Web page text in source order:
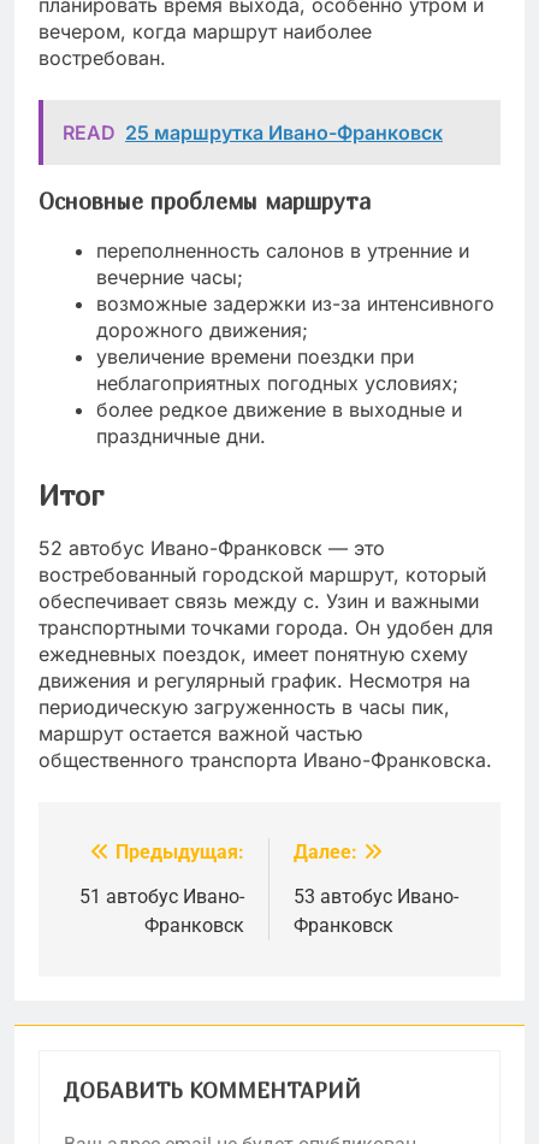
планировать время выхода, особенно утром и
вечером, когда маршрут наиболее
востребован.
READ 25 маршрутка Ивано-Франковск
Основные проблемы маршрута
переполненность салонов в утренние и
вечерние часы;
возможные задержки из-за интенсивного
дорожного движения;
увеличение времени поездки при
неблагоприятных погодных условиях;
более редкое движение в выходные и
праздничные дни.
Итог
52 автобус Ивано-Франковск — это
востребованный городской маршрут, который
обеспечивает связь между с. Узин и важными
транспортными точками города. Он удобен для
ежедневных поездок, имеет понятную схему
движения и регулярный график. Несмотря на
периодическую загруженность в часы пик,
маршрут остается важной частью
общественного транспорта Ивано-Франковска.
Навигация
по
записям
Предыдущая:
51 автобус Ивано-
Франковск
Далее:
53 автобус Ивано-
Франковск
ДОБАВИТЬ КОММЕНТАРИЙ